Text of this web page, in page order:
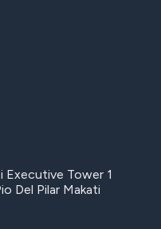
Executive Tower 1
Del Pilar Makati